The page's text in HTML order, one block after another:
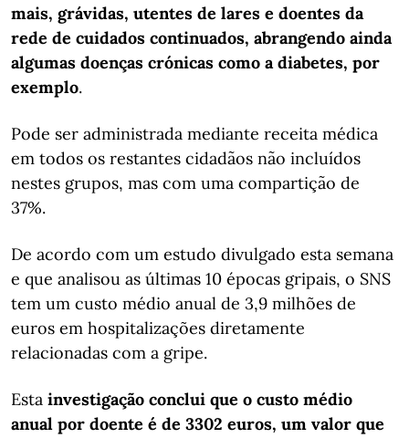
mais, grávidas, utentes de lares e doentes da
rede de cuidados continuados, abrangendo ainda
algumas doenças crónicas como a diabetes, por
exemplo.
Pode ser administrada mediante receita médica
em todos os restantes cidadãos não incluídos
nestes grupos, mas com uma compartição de
37%.
De acordo com um estudo divulgado esta semana
e que analisou as últimas 10 épocas gripais, o SNS
tem um custo médio anual de 3,9 milhões de
euros em hospitalizações diretamente
relacionadas com a gripe.
Esta investigação conclui que o custo médio
anual por doente é de 3302 euros, um valor que